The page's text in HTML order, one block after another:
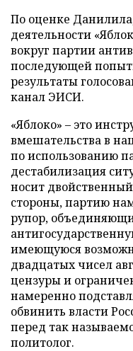
По оценке
деятельности
вокруг партии
последующей
результаты
канал ЭИСИ.
«Яблоко» – это
вмешательства в
по использованию
дестабилизация
носит
стороны, партию
рупор,
имеющуюся
двадцатых чисел
цензуры и
намеренно
обвинить власти
перед так
политолог.